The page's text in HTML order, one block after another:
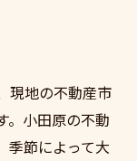
現地の不動産市
。小田原の不動
季節によって大